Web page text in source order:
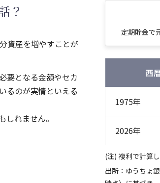
？
資産を増やすことが
要となる金額やセカ
るのが実情といえる
れません。
定期貯金で
西
1975年
2026年
複利で計算し
出所：ゆうちょ